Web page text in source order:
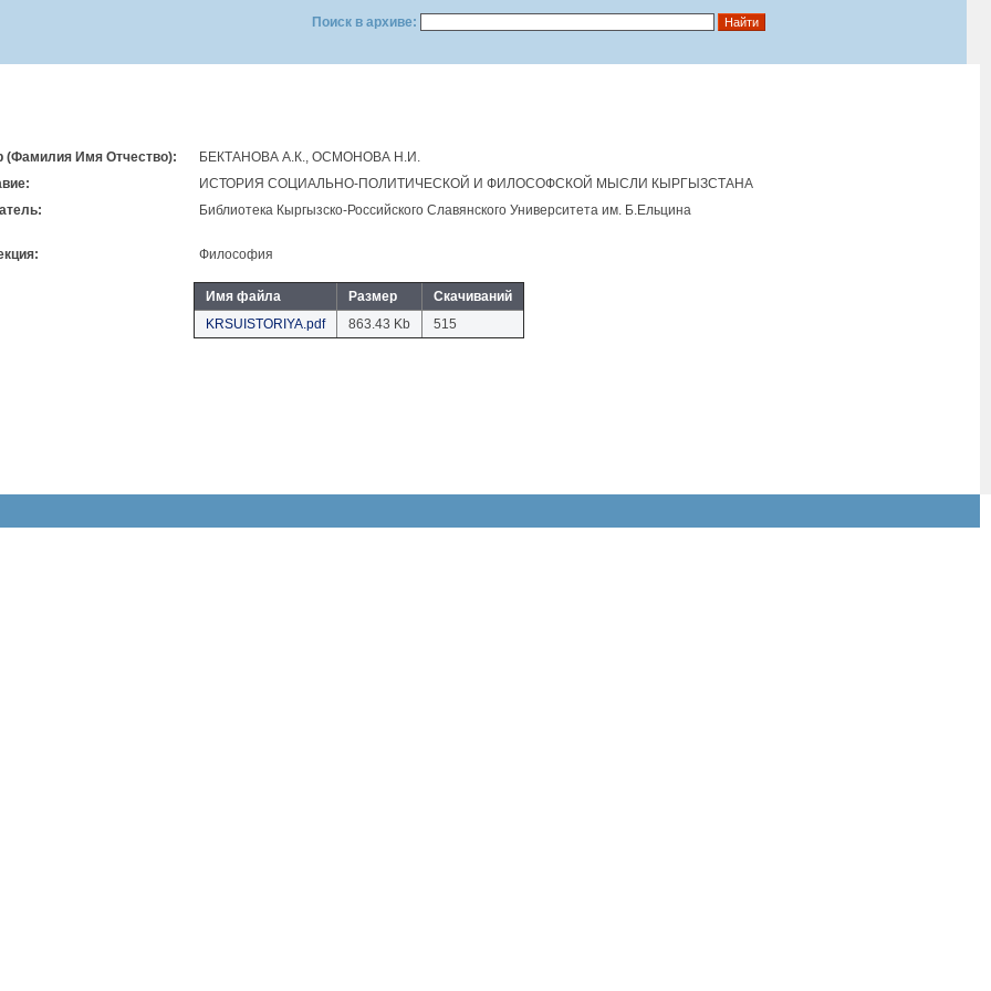
Поиск в архиве:
(Фамилия Имя Отчество):
БЕКТАНОВА А.К., ОСМОНОВА Н.И.
ИСТОРИЯ СОЦИАЛЬНО-ПОЛИТИЧЕСКОЙ И ФИЛОСОФСКОЙ МЫСЛИ КЫРГЫЗСТАНА
Библиотека Кыргызско-Российского Славянского Университета им. Б.Eльцина
Философия
Имя файла Размер
Скачиваний
KRSUISTORIYA.pdf
863.43 Kb 515